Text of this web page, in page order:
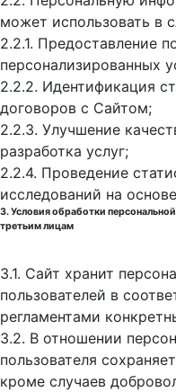
может использовать в
2.2.1. Предоставление
персонализированных
2.2.2. Идентификация
договоров с Сайтом;
2.2.3. Улучшение
разработка услуг;
2.2.4. Проведение
исследований на
3. Условия обработки
третьим лицам
3.1. Сайт хранит
пользователей в
регламентами
3.2. В отношении
пользователя
кроме случаев